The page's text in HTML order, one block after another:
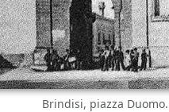
Brindisi, piazza